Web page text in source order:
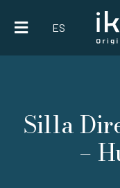
content
ES
Silla
–